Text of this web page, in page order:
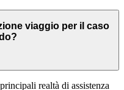
viaggio per il caso
realtà di assistenza